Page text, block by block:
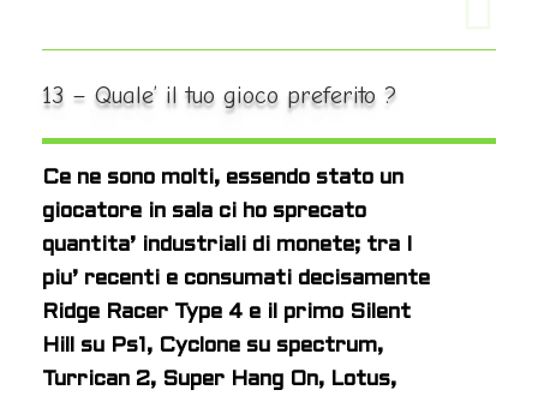
13 – Quale’ il tuo gioco preferito ?
Ce ne sono molti, essendo stato un
giocatore in sala ci ho sprecato
quantita’ industriali di monete; tra I
piu’ recenti e consumati decisamente
Ridge Racer Type 4 e il primo Silent
Hill su Ps1, Cyclone su spectrum,
Turrican 2, Super Hang On, Lotus,